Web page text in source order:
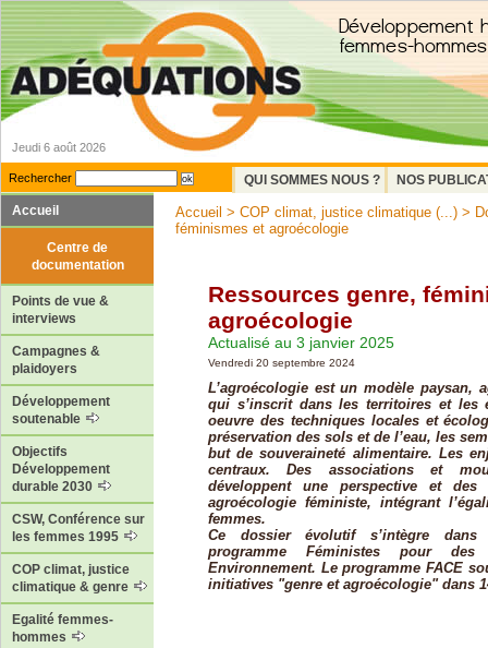
Jeudi 6 août 2026
Rechercher QUI SOMMES NOUS ?
NOS
Accueil
Centre de
documentation
Points de vue &
interviews
Campagnes &
plaidoyers
Développement
soutenable
Objectifs
Développement
durable 2030
CSW, Conférence sur
les femmes 1995
COP climat, justice
climatique & genre
Egalité femmes-
hommes
Accueil > COP climat, justice climatique (...) >
féminismes et agroécologie
Ressources genre,
agroécologie
Actualisé au 3 janvier 2025
Vendredi 20 septembre 2024
L’agroécologie est un modèle paysan,
qui s’inscrit dans les territoires et les
oeuvre des techniques locales et
préservation des sols et de l’eau, les
but de souveraineté alimentaire. Les
centraux. Des associations et
développent une perspective et
agroécologie féministe, intégrant
femmes.
Ce dossier évolutif s’intègre
programme Féministes pour des
Environnement. Le programme FACE
initiatives "genre et agroécologie" dans